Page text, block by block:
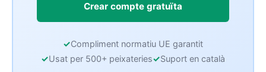
Crear compte gratuïta
Compliment normatiu UE garantit
Usat per 500+ peixateries
Suport en català